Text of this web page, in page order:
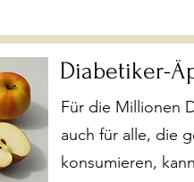
Diabetiker-
Für die Millionen
auch für alle, die
konsumieren,